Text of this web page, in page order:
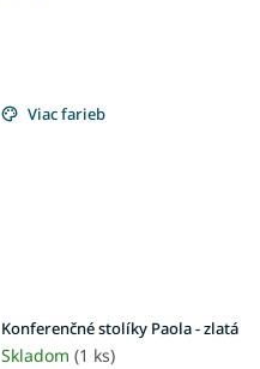
Viac farieb
Konferenčné stolíky Paola - zlatá
Skladom (1 ks)